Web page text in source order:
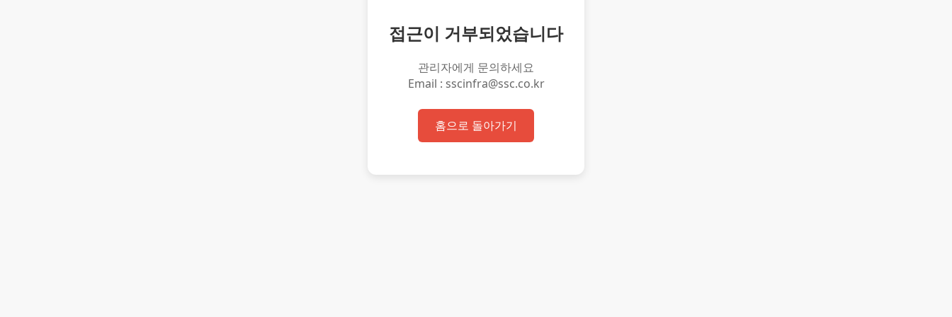
접근이 거부되었습니다
관리자에게 문의하세요
Email : sscinfra@ssc.co.kr
홈으로 돌아가기